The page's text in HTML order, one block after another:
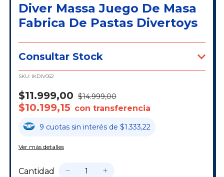
Diver Massa Juego De Masa
Fabrica De Pastas Divertoys
Consultar Stock
SKU: IKDIV052
$11.999,00 $14.999,00
$10.199,15 con transferencia
9 cuotas sin interés de $1.333,22
Ver más detalles
Cantidad